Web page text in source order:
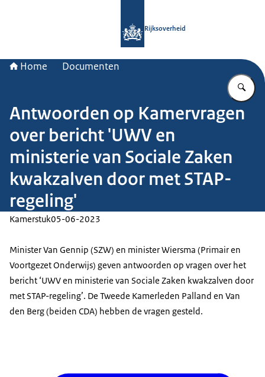
Rijksoverheid
Home Documenten
Antwoorden op Kamervragen
over bericht 'UWV en
ministerie van Sociale Zaken
kwakzalven door met STAP-
regeling'
Kamerstuk05-06-2023
Minister Van Gennip (SZW) en minister Wiersma (Primair en
Voortgezet Onderwijs) geven antwoorden op vragen over het
bericht ‘UWV en ministerie van Sociale Zaken kwakzalven door
met STAP-regeling’. De Tweede Kamerleden Palland en Van
den Berg (beiden CDA) hebben de vragen gesteld.